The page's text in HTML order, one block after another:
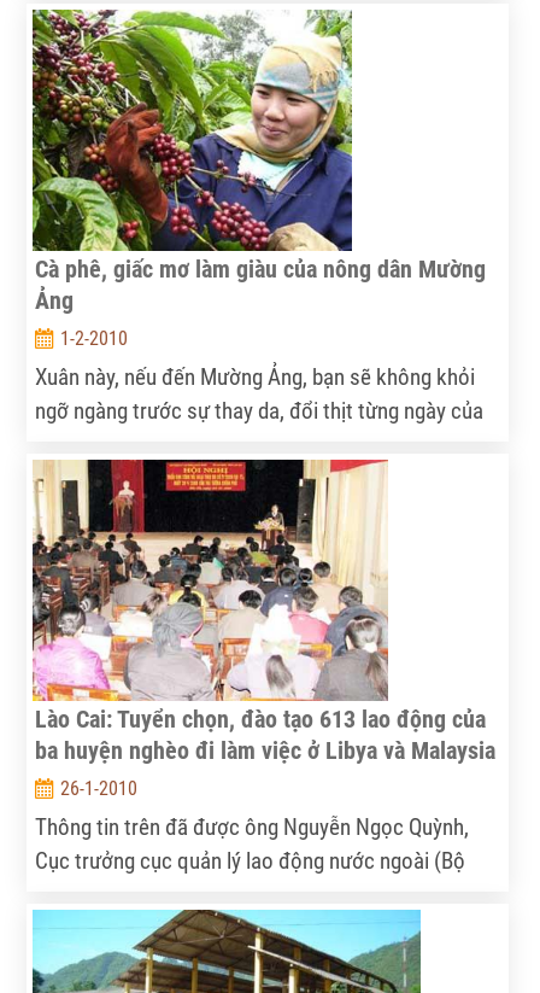
Tuy nhiên, sự “nổi tiếng” này không mang lại sự “nổi
tiếng” khác, cây chè và người trồng chè Tủa Chùa đã
và đang đứng trước những khó khăn đặt ra qua
hàng thập kỷ gắn bó hững hờ - đó là đầu ra sản
phẩm!
Cà phê, giấc mơ làm giàu của nông dân Mường
Ảng
1-2-2010
Xuân này, nếu đến Mường Ảng, bạn sẽ không khỏi
ngỡ ngàng trước sự thay da, đổi thịt từng ngày của
Lào Cai: Tuyển chọn, đào tạo 613 lao động của
ba huyện nghèo đi làm việc ở Libya và Malaysia
26-1-2010
Thông tin trên đã được ông Nguyễn Ngọc Quỳnh,
Cục trưởng cục quản lý lao động nước ngoài (Bộ
làm việc với ban chỉ đạo xuất khẩu lao động tỉnh Lào
Cai.